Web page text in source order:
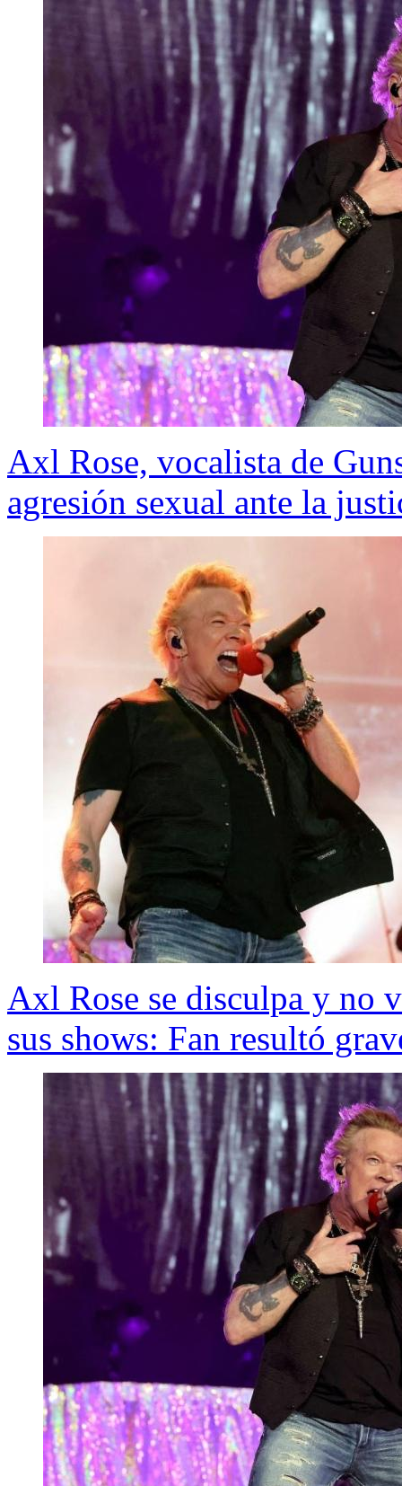
Axl Rose, vocalista de
agresión sexual ante la
Axl Rose se disculpa y no
sus shows: Fan resultó